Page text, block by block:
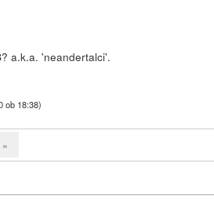
a.k.a. 'neandertalci'.
ob 18:38)
»